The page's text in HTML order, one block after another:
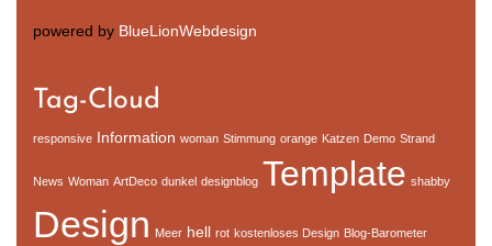
powered by BlueLionWebdesign
Tag-Cloud
responsive Information woman Stimmung orange Katzen Demo Strand
News Woman ArtDeco dunkel designblog Template shabby
Design Meer hell rot kostenloses Design Blog-Barometer